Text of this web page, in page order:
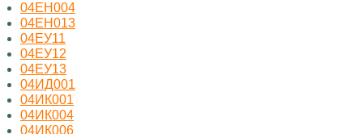
04ЕН004
04ЕН013
04ЕУ11
04ЕУ12
04ЕУ13
04ИД001
04ИК001
04ИК004
04ИК006